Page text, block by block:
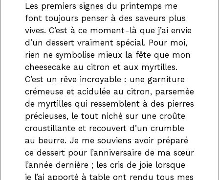
Les premiers signes du printemps me
font toujours penser à des saveurs plus
vives. C’est à ce moment-là que j’ai envie
d’un dessert vraiment spécial. Pour moi,
rien ne symbolise mieux la fête que mon
cheesecake au citron et aux myrtilles.
C’est un rêve incroyable : une garniture
crémeuse et acidulée au citron, parsemée
de myrtilles qui ressemblent à des pierres
précieuses, le tout niché sur une croûte
croustillante et recouvert d’un crumble
au beurre. Je me souviens avoir préparé
ce dessert pour l’anniversaire de ma sœur
l’année dernière ; les cris de joie lorsque
je l’ai apporté à table ont rendu tous mes